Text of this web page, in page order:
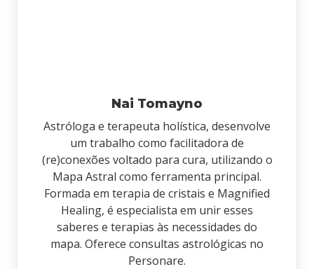
Nai Tomayno
Astróloga e terapeuta holística, desenvolve
um trabalho como facilitadora de
(re)conexões voltado para cura, utilizando o
Mapa Astral como ferramenta principal.
Formada em terapia de cristais e Magnified
Healing, é especialista em unir esses
saberes e terapias às necessidades do
mapa. Oferece consultas astrológicas no
Personare.